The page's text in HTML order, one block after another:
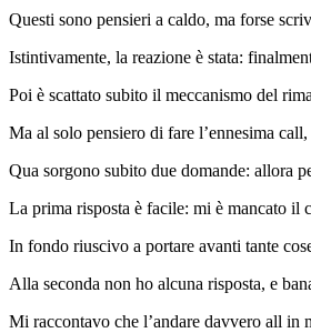
Questi sono pensieri a caldo, ma forse
Istintivamente, la reazione è stata:
Poi è scattato subito il meccanismo del
Ma al solo pensiero di fare l’ennesima
Qua sorgono subito due domande: allora
La prima risposta è facile: mi è mancato il
In fondo riuscivo a portare avanti tante
Alla seconda non ho alcuna risposta, e
Mi raccontavo che l’andare davvero all in